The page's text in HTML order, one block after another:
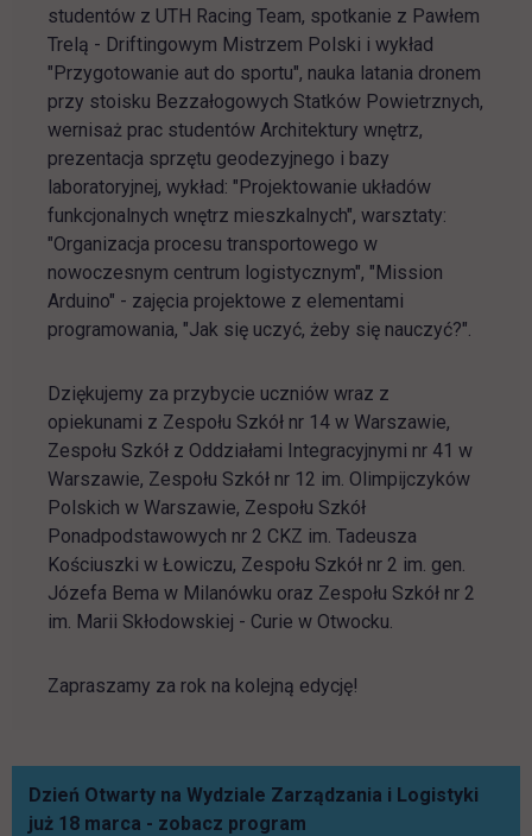
studentów z UTH Racing Team, spotkanie z Pawłem
Trelą - Driftingowym Mistrzem Polski i wykład
"Przygotowanie aut do sportu", nauka latania dronem
przy stoisku Bezzałogowych Statków Powietrznych,
wernisaż prac studentów Architektury wnętrz,
prezentacja sprzętu geodezyjnego i bazy
laboratoryjnej, wykład: "Projektowanie układów
funkcjonalnych wnętrz mieszkalnych", warsztaty:
"Organizacja procesu transportowego w
nowoczesnym centrum logistycznym", "Mission
Arduino" - zajęcia projektowe z elementami
programowania, "Jak się uczyć, żeby się nauczyć?".
Dziękujemy za przybycie uczniów wraz z
opiekunami z Zespołu Szkół nr 14 w Warszawie,
Zespołu Szkół z Oddziałami Integracyjnymi nr 41 w
Warszawie, Zespołu Szkół nr 12 im. Olimpijczyków
Polskich w Warszawie, Zespołu Szkół
Ponadpodstawowych nr 2 CKZ im. Tadeusza
Kościuszki w Łowiczu, Zespołu Szkół nr 2 im. gen.
Józefa Bema w Milanówku oraz Zespołu Szkół nr 2
im. Marii Skłodowskiej - Curie w Otwocku.
Zapraszamy za rok na kolejną edycję!
Dzień Otwarty na Wydziale Zarządzania i Logistyki
już 18 marca - zobacz program